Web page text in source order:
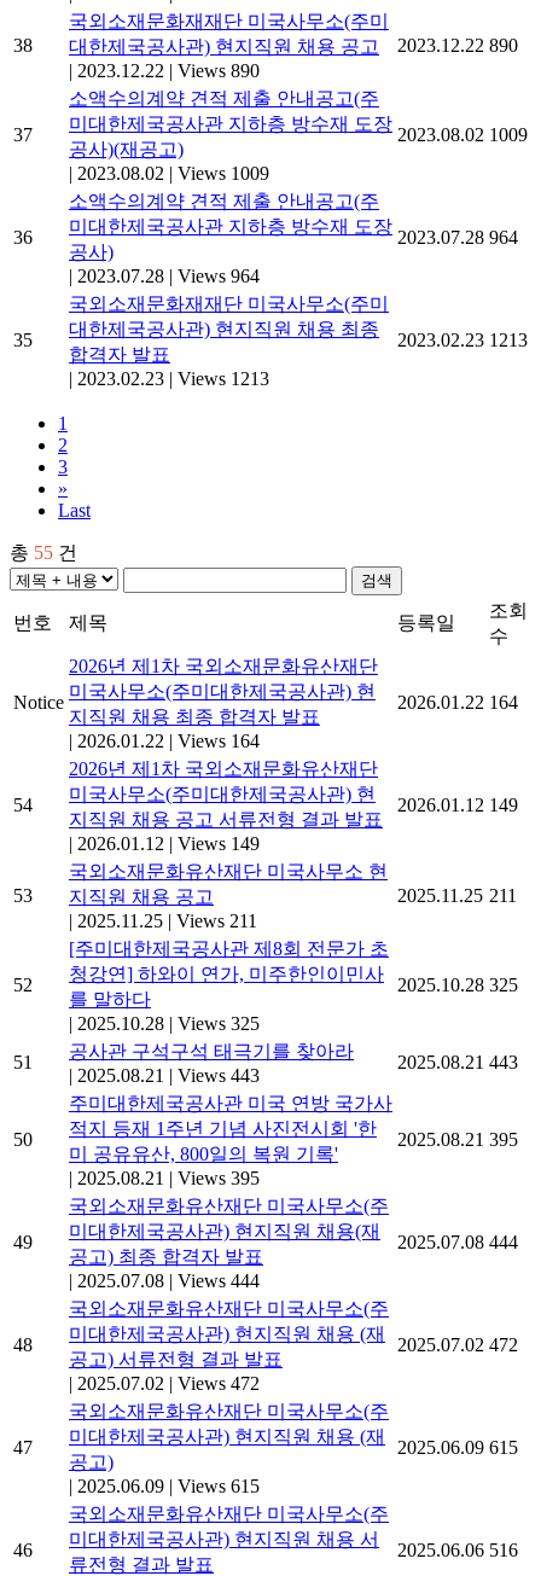
38
국외소재문화재재단 미국사무소(주미
대한제국공사관) 현지직원 채용 공고
| 2023.12.22 | Views 890
2023.12.22 890
37
소액수의계약 견적 제출 안내공고(주
미대한제국공사관 지하층 방수재 도장
공사)(재공고)
| 2023.08.02 | Views 1009
2023.08.02 1009
36
소액수의계약 견적 제출 안내공고(주
미대한제국공사관 지하층 방수재 도장
공사)
| 2023.07.28 | Views 964
2023.07.28 964
35
국외소재문화재재단 미국사무소(주미
대한제국공사관) 현지직원 채용 최종
합격자 발표
| 2023.02.23 | Views 1213
2023.02.23 1213
1
2
3
»
Last
총 55 건
검색
번호 제목 등록일
조회
수
Notice
2026년 제1차 국외소재문화유산재단
미국사무소(주미대한제국공사관) 현
지직원 채용 최종 합격자 발표
| 2026.01.22 | Views 164
2026.01.22 164
54
2026년 제1차 국외소재문화유산재단
미국사무소(주미대한제국공사관) 현
지직원 채용 공고 서류전형 결과 발표
| 2026.01.12 | Views 149
2026.01.12 149
53
국외소재문화유산재단 미국사무소 현
지직원 채용 공고
| 2025.11.25 | Views 211
2025.11.25 211
52
[주미대한제국공사관 제8회 전문가 초
청강연] 하와이 연가, 미주한인이민사
를 말하다
| 2025.10.28 | Views 325
2025.10.28 325
51
공사관 구석구석 태극기를 찾아라
| 2025.08.21 | Views 443
2025.08.21 443
50
주미대한제국공사관 미국 연방 국가사
적지 등재 1주년 기념 사진전시회 '한
미 공유유산, 800일의 복원 기록'
| 2025.08.21 | Views 395
2025.08.21 395
49
국외소재문화유산재단 미국사무소(주
미대한제국공사관) 현지직원 채용(재
공고) 최종 합격자 발표
| 2025.07.08 | Views 444
2025.07.08 444
48
국외소재문화유산재단 미국사무소(주
미대한제국공사관) 현지직원 채용 (재
공고) 서류전형 결과 발표
| 2025.07.02 | Views 472
2025.07.02 472
47
국외소재문화유산재단 미국사무소(주
미대한제국공사관) 현지직원 채용 (재
공고)
| 2025.06.09 | Views 615
2025.06.09 615
46
국외소재문화유산재단 미국사무소(주
미대한제국공사관) 현지직원 채용 서
류전형 결과 발표
2025.06.06 516